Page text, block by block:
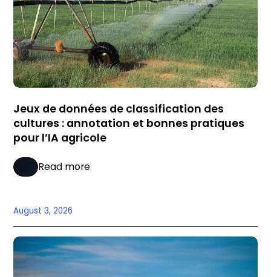
Jeux de données de classification des
cultures : annotation et bonnes pratiques
pour l’IA agricole
Read more
August 3, 2026